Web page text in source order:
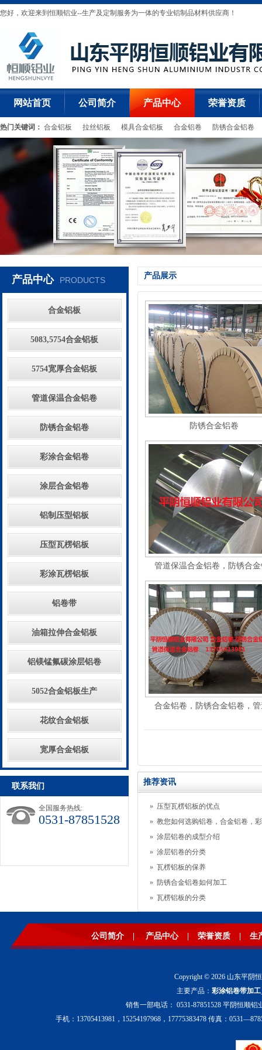
您好，欢迎来到恒顺铝业--生产及定制服务为一体的专业铝制品材料供应商！
网站首页 公司简介 产品中心 荣誉资质
热门关键词： 合金铝板 拉丝铝板 模具合金铝板 合金铝卷 防锈合金铝卷
产品中心 PRODUCTS
合金铝板
5083,5754合金铝板
5754宽厚合金铝板
管道保温合金铝卷
防锈合金铝卷
彩涂合金铝卷
涂层合金铝卷
铝制压型铝板
压型瓦楞铝板
彩涂瓦楞铝板
铝卷带
油箱拉伸合金铝板
铝镁锰氟碳涂层铝卷
5052合金铝板生产
花纹合金铝板
宽厚合金铝板
联系我们
全国服务热线:
0531-87851528
产品展示
防锈合金铝卷
管道保温合金铝卷，防锈合
合金铝卷，防锈合金铝卷，
推荐资讯
» 压型瓦楞铝板的优点
» 教您如何选购铝卷，合金铝卷，
» 涂层铝卷的成型介绍
» 涂层铝卷的分类
» 瓦楞铝板的保养
» 防锈合金铝卷如何加工
» 瓦楞铝板的分类
公司简介 产品中心 荣誉资质 生
Copyright © 2026 山东平阴
主要产品：彩涂铝卷带加工
销售一部电话： 0531-87851528 平阴恒顺
手机：13705413981，15254197968，17775383478 传真：